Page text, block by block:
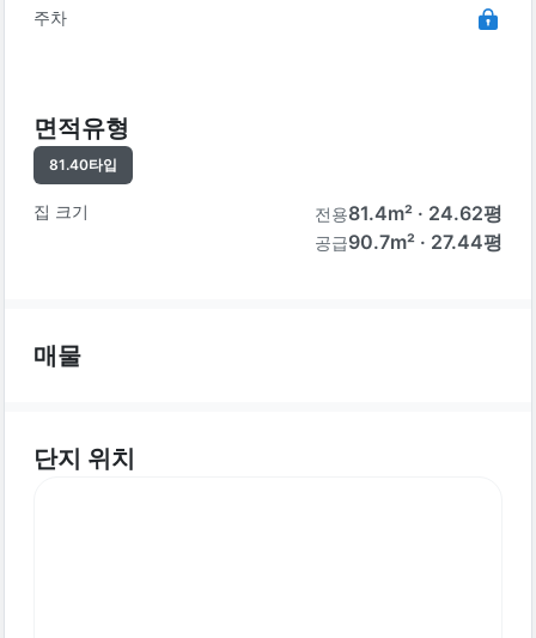
주차
면적유형
81.40타입
집 크기 전용81.4m² · 24.62평
공급90.7m² · 27.44평
매물
단지 위치